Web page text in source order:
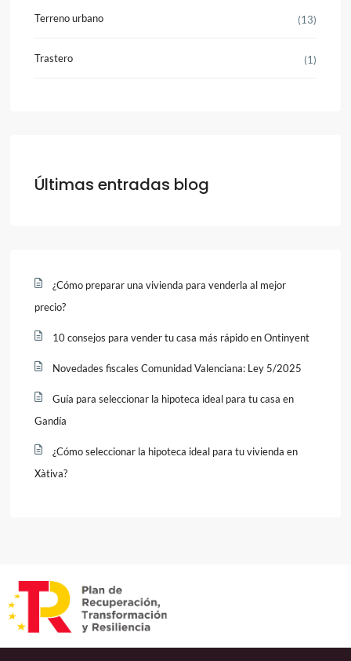
Terreno urbano (13)
Trastero (1)
Últimas entradas blog
¿Cómo preparar una vivienda para venderla al mejor
precio?
10 consejos para vender tu casa más rápido en Ontinyent
Novedades fiscales Comunidad Valenciana: Ley 5/2025
Guía para seleccionar la hipoteca ideal para tu casa en
Gandía
¿Cómo seleccionar la hipoteca ideal para tu vivienda en
Xàtiva?